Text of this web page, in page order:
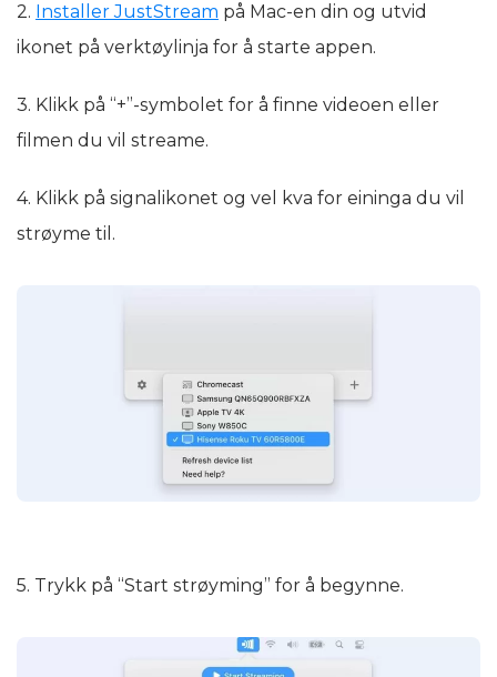
2. Installer JustStream på Mac-en din og utvid
ikonet på verktøylinja for å starte appen.
3. Klikk på “+”-symbolet for å finne videoen eller
filmen du vil streame.
4. Klikk på signalikonet og vel kva for eininga du vil
strøyme til.
5. Trykk på “Start strøyming” for å begynne.